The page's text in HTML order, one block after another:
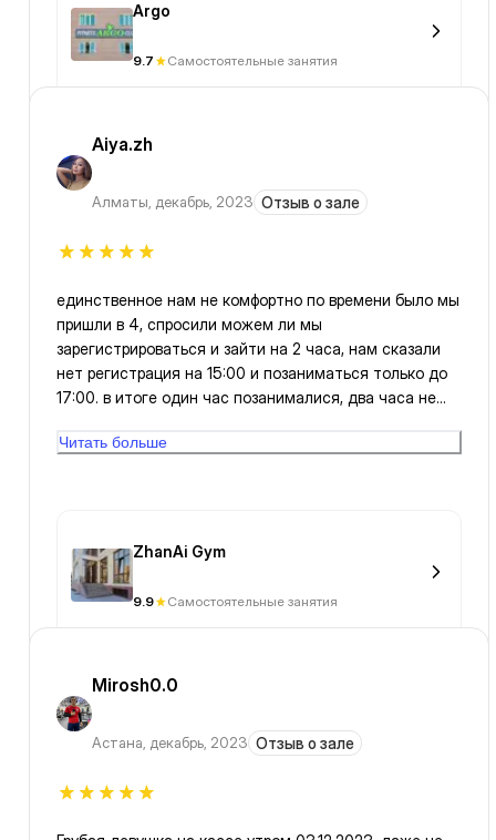
Argo
9.7 Самостоятельные занятия
Aiya.zh
Алматы, декабрь, 2023 Отзыв о зале
единственное нам не комфортно по времени было мы
пришли в 4, спросили можем ли мы
зарегистрироваться и зайти на 2 часа, нам сказали
нет регистрация на 15:00 и позаниматься только до
17:00. в итоге один час позанималися, два часа не
впринципе не плохо))
Читать больше
ZhanAi Gym
9.9 Самостоятельные занятия
Mirosh0.0
Астана, декабрь, 2023 Отзыв о зале